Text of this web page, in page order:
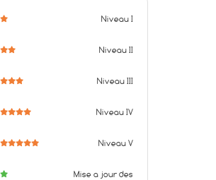
Niveau I
Niveau II
Niveau III
Niveau IV
Niveau V
Mise a jour des